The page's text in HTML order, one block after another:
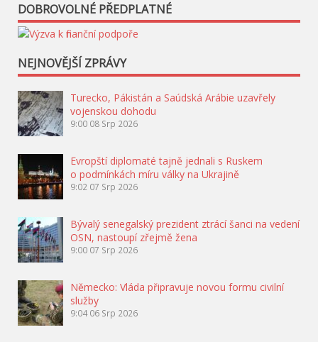
DOBROVOLNÉ PŘEDPLATNÉ
NEJNOVĚJŠÍ ZPRÁVY
Turecko, Pákistán a Saúdská Arábie uzavřely
vojenskou dohodu
9:00 08 Srp 2026
Evropští diplomaté tajně jednali s Ruskem
o podmínkách míru války na Ukrajině
9:02 07 Srp 2026
Bývalý senegalský prezident ztrácí šanci na vedení
OSN, nastoupí zřejmě žena
9:00 07 Srp 2026
Německo: Vláda připravuje novou formu civilní
služby
9:04 06 Srp 2026